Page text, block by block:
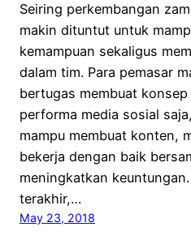
Seiring perkembangan
makin dituntut untuk
kemampuan sekaligus
dalam tim. Para pemasar
bertugas membuat
performa media sosial
mampu membuat konten,
bekerja dengan baik
meningkatkan
terakhir,…
May 23, 2018